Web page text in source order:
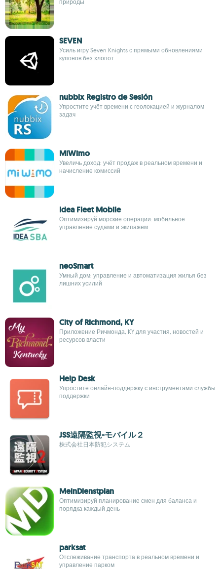
природы
SEVEN
Усиль игру Seven Knights с прямыми обновлениями
купонов без хлопот
nubbix Registro de Sesión
Упростите учёт времени с геолокацией и журналом
задач
MiWimo
Увеличь доход: учёт продаж в реальном времени и
начисление комиссий
Idea Fleet Mobile
Оптимизируй морские операции: мобильное
управление судами и экипажем
neoSmart
Умный дом: управление и автоматизация жилья без
лишних усилий
City of Richmond, KY
Приложение Ричмонда, KY для участия, новостей и
ресурсов власти
Help Desk
Упростите онлайн‑поддержку с инструментами службы
поддержки
JSS遠隔監視-モバイル２
株式会社日本防犯システム
MeinDienstplan
Оптимизируй планирование смен для баланса и
порядка каждый день
parksat
Отслеживание транспорта в реальном времени и
управление парком